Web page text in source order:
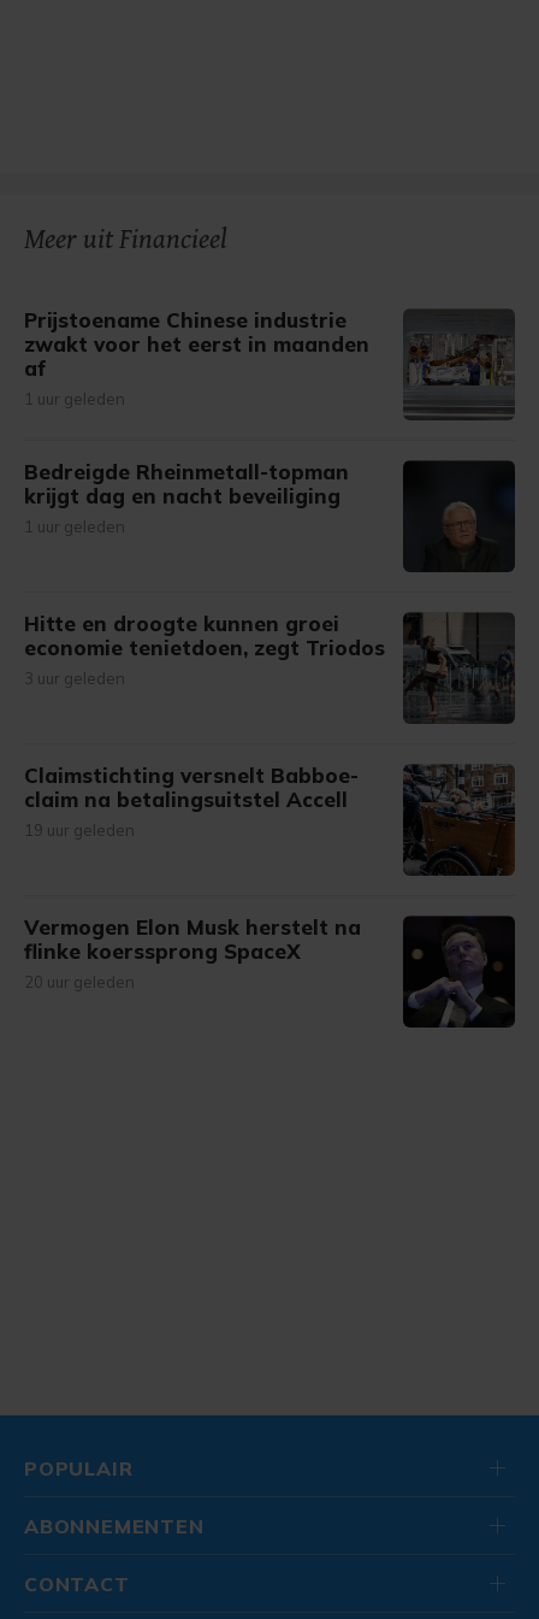
Meer uit Financieel
Prijstoename Chinese industrie
zwakt voor het eerst in maanden
af
1 uur geleden
Bedreigde Rheinmetall-topman
krijgt dag en nacht beveiliging
1 uur geleden
Hitte en droogte kunnen groei
economie tenietdoen, zegt Triodos
3 uur geleden
Claimstichting versnelt Babboe-
claim na betalingsuitstel Accell
19 uur geleden
Vermogen Elon Musk herstelt na
flinke koerssprong SpaceX
20 uur geleden
POPULAIR
ABONNEMENTEN
CONTACT